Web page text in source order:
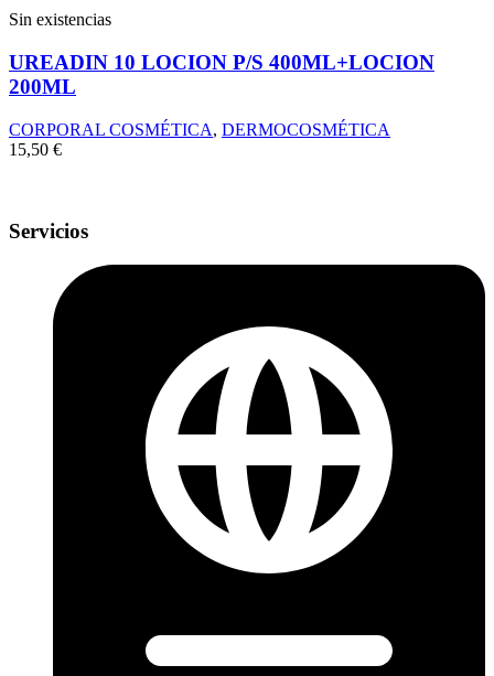
Sin existencias
UREADIN 10 LOCION P/S 400ML+LOCION
200ML
CORPORAL COSMÉTICA, DERMOCOSMÉTICA
15,50 €
Servicios